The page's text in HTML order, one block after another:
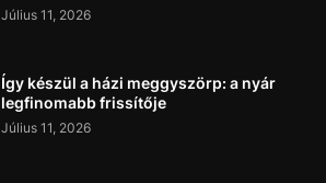
Július 11, 2026
Így készül a házi meggyszörp: a nyár
legfinomabb frissítője
Július 11, 2026